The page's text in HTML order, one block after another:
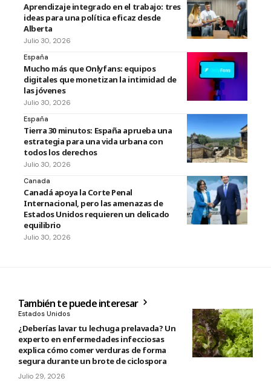
Aprendizaje integrado en el trabajo: tres
ideas para una política eficaz desde
Alberta
Julio 30, 2026
España
Mucho más que Onlyfans: equipos
digitales que monetizan la intimidad de
las jóvenes
Julio 30, 2026
España
Tierra 30 minutos: España aprueba una
estrategia para una vida urbana con
todos los derechos
Julio 30, 2026
Canada
Canadá apoya la Corte Penal
Internacional, pero las amenazas de
Estados Unidos requieren un delicado
equilibrio
Julio 30, 2026
También te puede interesar
Estados Unidos
¿Deberías lavar tu lechuga prelavada? Un
experto en enfermedades infecciosas
explica cómo comer verduras de forma
segura durante un brote de ciclospora
Julio 29, 2026